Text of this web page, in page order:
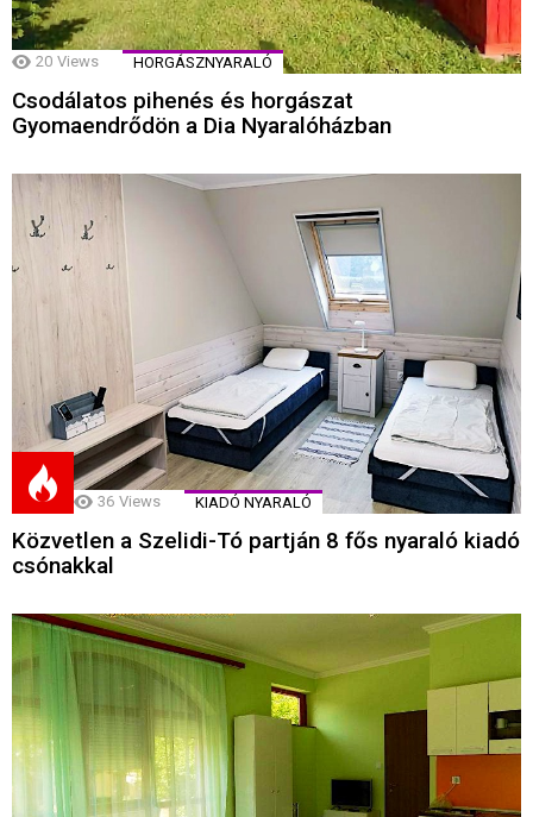
20 Views HORGÁSZNYARALÓ
Csodálatos pihenés és horgászat
Gyomaendrődön a Dia Nyaralóházban
36 Views KIADÓ NYARALÓ
Közvetlen a Szelidi-Tó partján 8 fős nyaraló kiadó
csónakkal